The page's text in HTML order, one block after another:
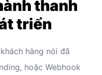
thanh
triển
hàng nói đã
hoặc Webhook